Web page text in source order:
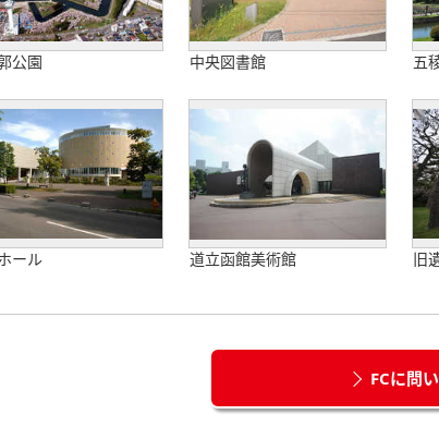
公園 中央図書館 五
ール 道立函館美術館 旧
FCに問